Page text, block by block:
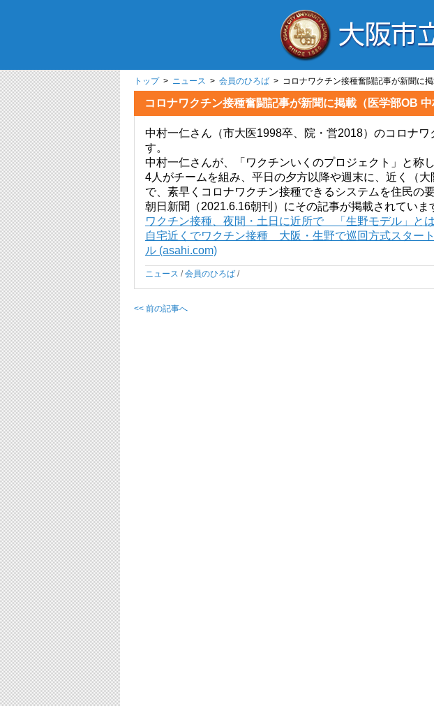
トップ> ニュース > 会員のひろば > コロナワクチン接種奮闘記事が新聞に掲
コロナワクチン接種奮闘記事が新聞に掲載（医学部OB 中
中村一仁さん（市大医1998卒、院・営2018）のコロナ
す。
中村一仁さんが、「ワクチンいくのプロジェクト」と称
4人がチームを組み、平日の夕方以降や週末に、近く（大
で、素早くコロナワクチン接種できるシステムを住民の
朝日新聞（2021.6.16朝刊）にその記事が掲載されていま
ワクチン接種、夜間・土日に近所で 「生野モデル」と
自宅近くでワクチン接種 大阪・生野で巡回方式スター
ル (asahi.com)
ニュース /会員のひろば /
<< 前の記事へ